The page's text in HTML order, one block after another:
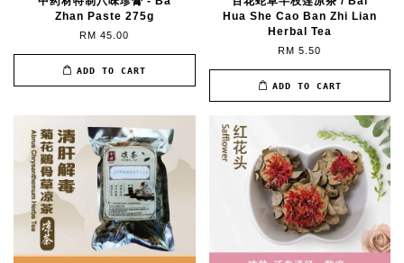
Zhan Paste 275g
RM 45.00
ADD TO CART
Hua She Cao Ban Zhi Lian
Herbal Tea
RM 5.50
ADD TO CART